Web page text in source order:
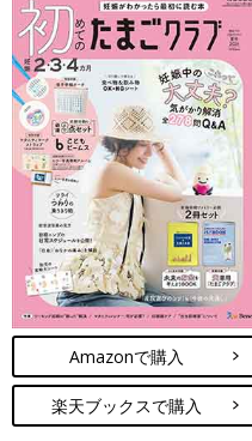
Amazonで購入
楽天ブックスで購入